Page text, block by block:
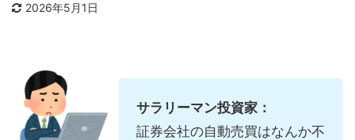
2026年5月1日
サラリーマン投資家：
証券会社の自動売買はなんか不